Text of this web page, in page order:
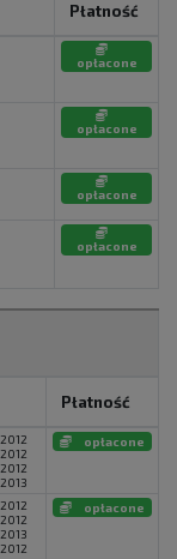
Płatność
opłacone
opłacone
opłacone
opłacone
Płatność
2012
2012
2012
2013
opłacone
2012
2012
2013
2012
opłacone